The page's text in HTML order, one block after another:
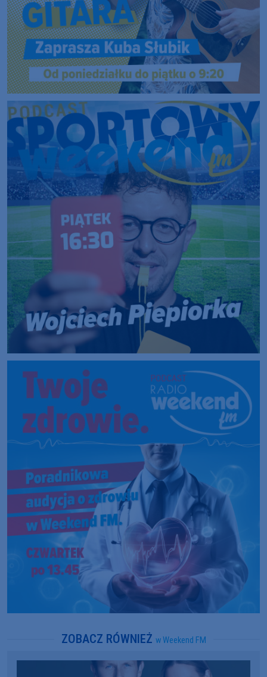
ZOBACZ RÓWNIEŻ w Weekend FM